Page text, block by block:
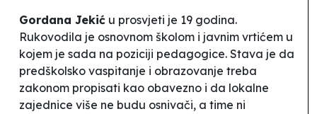
Gordana Jekić u prosvjeti je 19 godina.
Rukovodila je osnovnom školom i javnim vrtićem u
kojem je sada na poziciji pedagogice. Stava je da
predškolsko vaspitanje i obrazovanje treba
zakonom propisati kao obavezno i da lokalne
zajednice više ne budu osnivači, a time ni